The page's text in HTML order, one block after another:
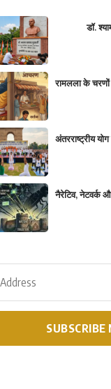
डॉ.
रामलला के
अंतरराष्ट्रीय
नैरेटिव, नेटवर्क